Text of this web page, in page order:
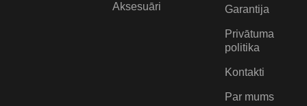
Aksesuāri Garantija
Privātuma
politika
Kontakti
Par mums